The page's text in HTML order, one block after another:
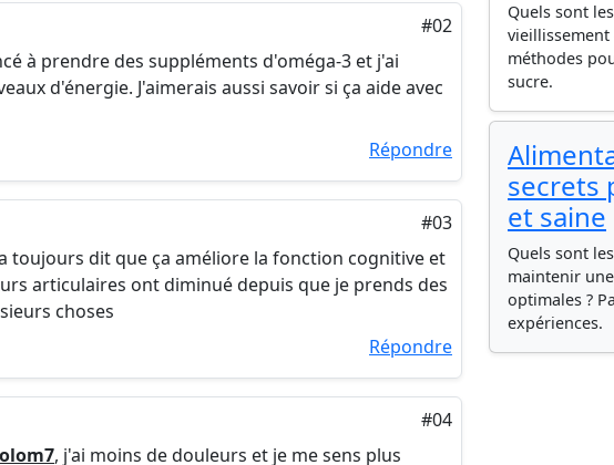
#02
à prendre des suppléments d'oméga-3 et j'ai
d'énergie. J'aimerais aussi savoir si ça aide avec
Répondre
#03
toujours dit que ça améliore la fonction cognitive et
articulaires ont diminué depuis que je prends des
choses
Répondre
#04
, j'ai moins de douleurs et je me sens plus
Quels sont
vieillissement
méthodes
sucre.
secrets
et saine
Quels sont
maintenir
optimales ?
expériences.